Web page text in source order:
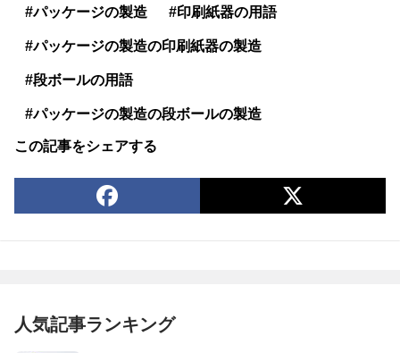
#パッケージの製造 #印刷紙器の用語
#パッケージの製造の印刷紙器の製造
#段ボールの用語
#パッケージの製造の段ボールの製造
この記事をシェアする
人気記事ランキング